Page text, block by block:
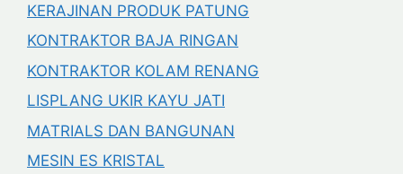
KERAJINAN PRODUK PATUNG
KONTRAKTOR BAJA RINGAN
KONTRAKTOR KOLAM RENANG
LISPLANG UKIR KAYU JATI
MATRIALS DAN BANGUNAN
MESIN ES KRISTAL